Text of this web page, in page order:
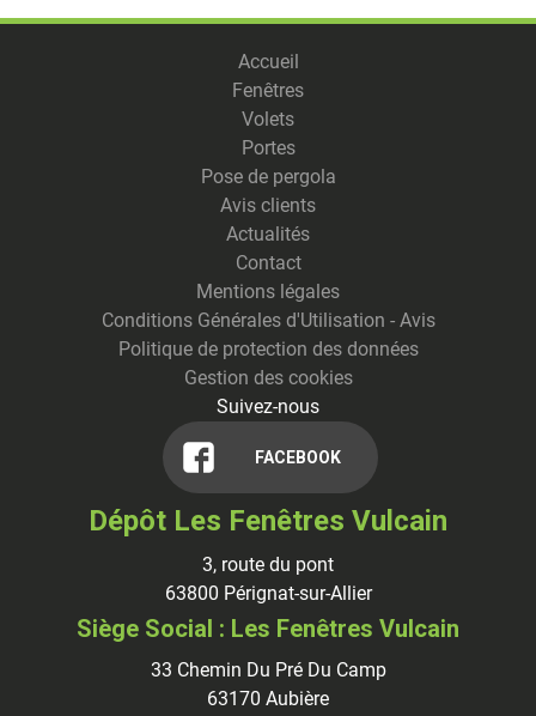
Accueil
Fenêtres
Volets
Portes
Pose de pergola
Avis clients
Actualités
Contact
Mentions légales
Conditions Générales d'Utilisation - Avis
Politique de protection des données
Gestion des cookies
Suivez-nous
FACEBOOK
Dépôt Les Fenêtres Vulcain
3, route du pont
63800 Pérignat-sur-Allier
Siège Social : Les Fenêtres Vulcain
33 Chemin Du Pré Du Camp
63170 Aubière